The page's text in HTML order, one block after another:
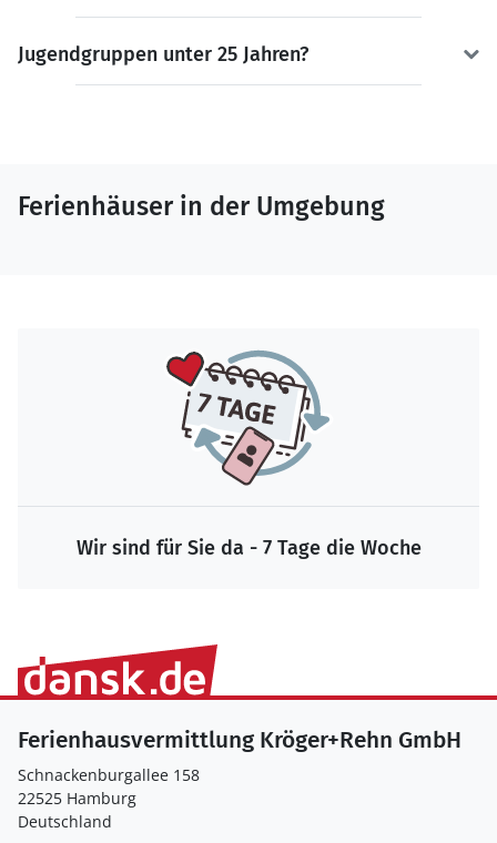
Jugendgruppen unter 25 Jahren?
Ferienhäuser in der Umgebung
Wir sind für Sie da - 7 Tage die Woche
Ferienhausvermittlung Kröger+Rehn GmbH
Schnackenburgallee 158
22525 Hamburg
Deutschland